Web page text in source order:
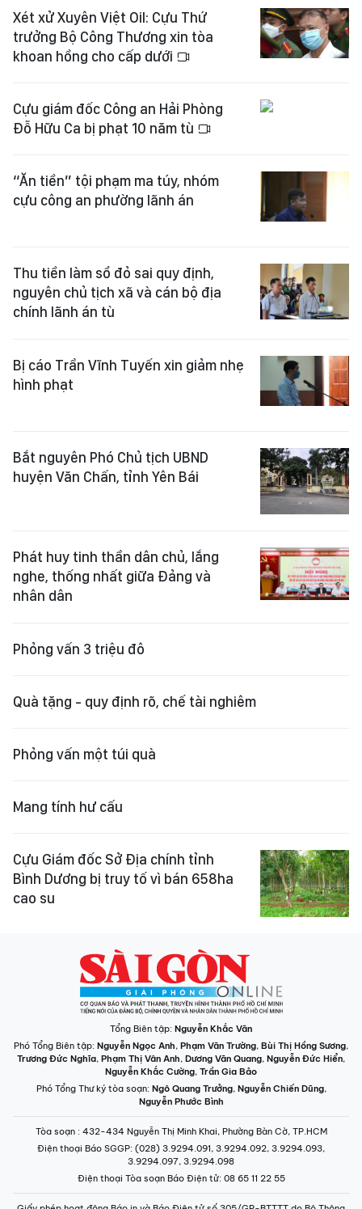
Xét xử Xuyên Việt Oil: Cựu Thứ
trưởng Bộ Công Thương xin tòa
khoan hồng cho cấp dưới
Cựu giám đốc Công an Hải Phòng
Đỗ Hữu Ca bị phạt 10 năm tù
“Ăn tiền” tội phạm ma túy, nhóm
cựu công an phường lãnh án
Thu tiền làm sổ đỏ sai quy định,
nguyên chủ tịch xã và cán bộ địa
chính lãnh án tù
Bị cáo Trần Vĩnh Tuyến xin giảm nhẹ
hình phạt
Bắt nguyên Phó Chủ tịch UBND
huyện Văn Chấn, tỉnh Yên Bái
Phát huy tinh thần dân chủ, lắng
nghe, thống nhất giữa Đảng và
nhân dân
Phỏng vấn 3 triệu đô
Quà tặng - quy định rõ, chế tài nghiêm
Phỏng vấn một túi quà
Mang tính hư cấu
Cựu Giám đốc Sở Địa chính tỉnh
Bình Dương bị truy tố vì bán 658ha
cao su
Tổng Biên tập: Nguyễn Khắc Văn
Phó Tổng Biên tập: Nguyễn Ngọc Anh, Phạm Văn Trường, Bùi Thị Hồng Sương,
Trương Đức Nghĩa, Phạm Thị Vân Anh, Dương Văn Quang, Nguyễn Đức Hiển,
Nguyễn Khắc Cường, Trần Gia Bảo
Phó Tổng Thư ký tòa soạn: Ngô Quang Trưởng, Nguyễn Chiến Dũng,
Nguyễn Phước Bình
Tòa soạn : 432-434 Nguyễn Thị Minh Khai, Phường Bàn Cờ, TP.HCM
Điện thoại Báo SGGP: (028) 3.9294.091, 3.9294.092, 3.9294.093,
3.9294.097, 3.9294.098
Điện thoại Tòa soạn Báo Điện tử: 08 65 11 22 55